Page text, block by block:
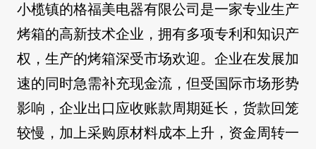
小榄镇的格福美电器有限公司是一家专业生产
烤箱的高新技术企业，拥有多项专利和知识产
权，生产的烤箱深受市场欢迎。企业在发展加
速的同时急需补充现金流，但受国际市场形势
影响，企业出口应收账款周期延长，货款回笼
较慢，加上采购原材料成本上升，资金周转一